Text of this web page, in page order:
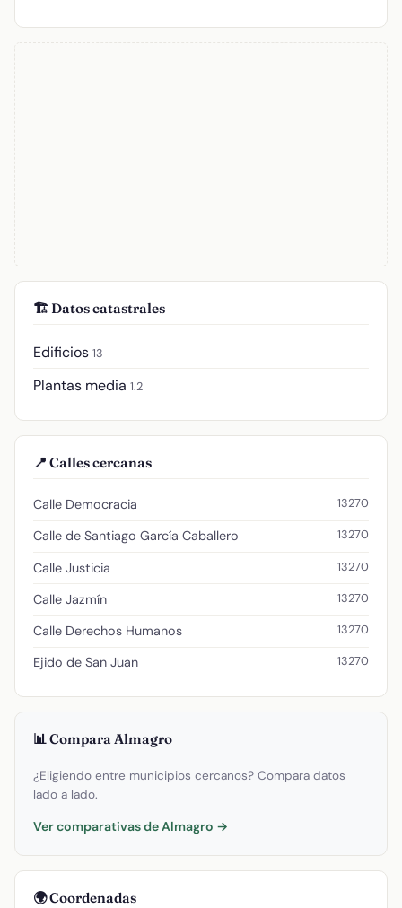
🏗️ Datos catastrales
Edificios 13
Plantas media 1.2
📍 Calles cercanas
Calle Democracia 13270
Calle de Santiago García Caballero 13270
Calle Justicia 13270
Calle Jazmín 13270
Calle Derechos Humanos 13270
Ejido de San Juan 13270
📊 Compara Almagro
¿Eligiendo entre municipios cercanos? Compara datos
lado a lado.
Ver comparativas de Almagro →
🌍 Coordenadas